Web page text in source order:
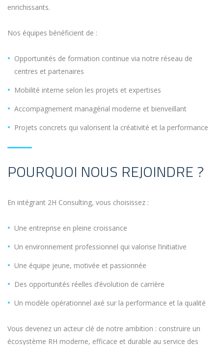
enrichissants.
Nos équipes bénéficient de :
Opportunités de formation continue via notre réseau de
centres et partenaires
Mobilité interne selon les projets et expertises
Accompagnement managérial moderne et bienveillant
Projets concrets qui valorisent la créativité et la performance
POURQUOI NOUS REJOINDRE ?
En intégrant 2H Consulting, vous choisissez :
Une entreprise en pleine croissance
Un environnement professionnel qui valorise l’initiative
Une équipe jeune, motivée et passionnée
Des opportunités réelles d’évolution de carrière
Un modèle opérationnel axé sur la performance et la qualité
Vous devenez un acteur clé de notre ambition : construire un
écosystème RH moderne, efficace et durable au service des